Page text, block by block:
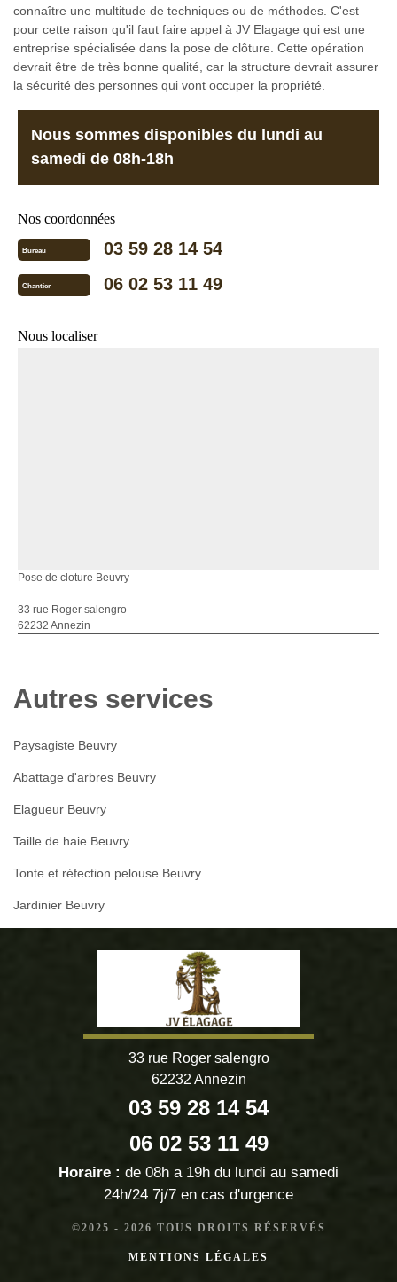
connaître une multitude de techniques ou de méthodes. C'est
pour cette raison qu'il faut faire appel à JV Elagage qui est une
entreprise spécialisée dans la pose de clôture. Cette opération
devrait être de très bonne qualité, car la structure devrait assurer
la sécurité des personnes qui vont occuper la propriété.
Nous sommes disponibles du lundi au
samedi de 08h-18h
Nos coordonnées
Bureau 03 59 28 14 54
Chantier 06 02 53 11 49
Nous localiser
Pose de cloture Beuvry
33 rue Roger salengro
62232 Annezin
Autres services
Paysagiste Beuvry
Abattage d'arbres Beuvry
Elagueur Beuvry
Taille de haie Beuvry
Tonte et réfection pelouse Beuvry
Jardinier Beuvry
33 rue Roger salengro
62232 Annezin
03 59 28 14 54
06 02 53 11 49
Horaire : de 08h a 19h du lundi au samedi
24h/24 7j/7 en cas d'urgence
©2025 - 2026 TOUS DROITS RÉSERVÉS
MENTIONS LÉGALES